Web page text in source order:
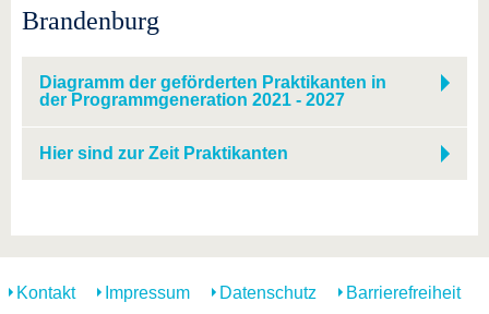
Brandenburg
Diagramm der geförderten Praktikanten in
der Programmgeneration 2021 - 2027
Hier sind zur Zeit Praktikanten
Kontakt Impressum Datenschutz Barrierefreiheit